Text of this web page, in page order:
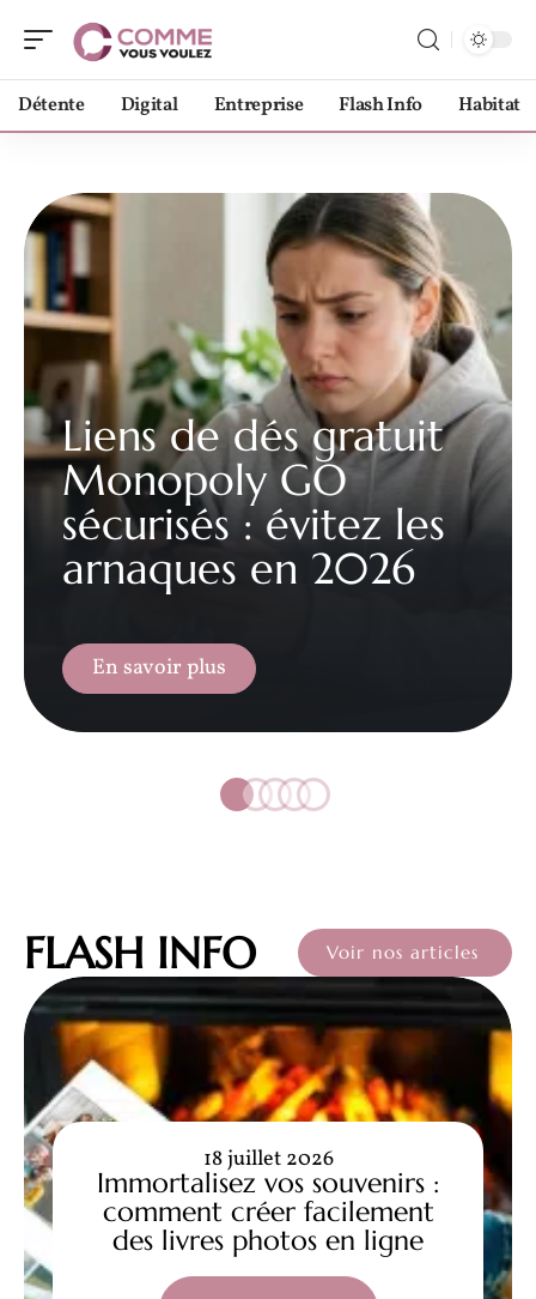
Détente Digital Entreprise Flash Info Habitat
Liens de dés gratuit
Monopoly GO
sécurisés : évitez les
arnaques en 2026
En savoir plus
FLASH INFO Voir nos articles
Immortalisez vos souvenirs :
comment créer facilement
des livres photos en ligne
18 juillet 2026